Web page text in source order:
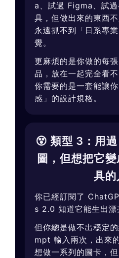
a、試過 Figma、試
具，但做出來的東西
永遠抓不到「日系專
覺。
更麻煩的是你做的每
品，放在一起完全看不
你需要的是一套能讓
感」的設計規格。
😵 類型 3：用
圖，但想把它
具的
你已經訂閱了
s 2.0 知道它能生出漂
但你總是做不出穩定
mpt 輸入兩次，出來
想做一系列的圖卡，